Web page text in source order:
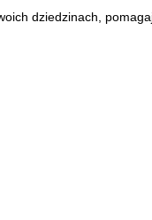
dziedzinach,